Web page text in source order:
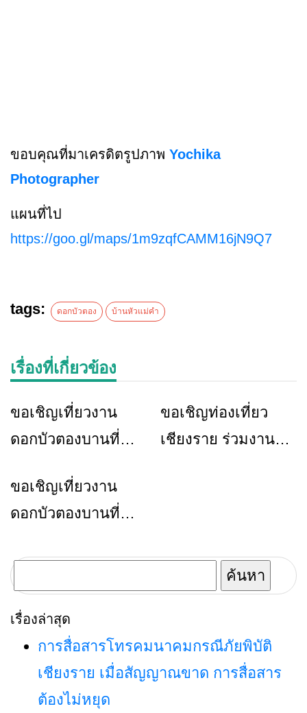
ขอบคุณที่มาเครดิตรูปภาพ Yochika
Photographer
แผนที่ไป
https://goo.gl/maps/1m9zqfCAMM16jN9Q7
tags: ดอกบัวตอง บ้านหัวแม่คำ
เรื่องที่เกี่ยวข้อง
ข่าวเชียงราย ท่องเที่ยว
ขอเชิญเที่ยวงาน
ดอกบัวตองบานที่
31) ประจำปี พ.ศ.
2566
ข่าวเชียงราย
ขอเชิญท่องเที่ยว
เชียงราย ร่วมงาน
ข่าวเชียงราย
ขอเชิญเที่ยวงาน
ดอกบัวตองบานที่
20 พฤศจิกายน 2565
สำหรับ:
เรื่องล่าสุด
การสื่อสารโทรคมนาคมกรณีภัยพิบัติ
เชียงราย เมื่อสัญญาณขาด การสื่อสาร
ต้องไม่หยุด